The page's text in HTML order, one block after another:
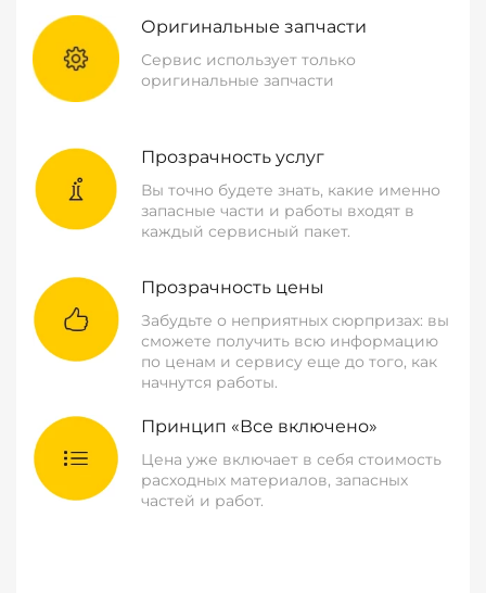
Оригинальные запчасти
Сервис использует только
оригинальные запчасти
Прозрачность услуг
Вы точно будете знать, какие именно
запасные части и работы входят в
каждый сервисный пакет.
Прозрачность цены
Забудьте о неприятных сюрпризах: вы
сможете получить всю информацию
по ценам и сервису еще до того, как
начнутся работы.
Принцип «Все включено»
Цена уже включает в себя стоимость
расходных материалов, запасных
частей и работ.